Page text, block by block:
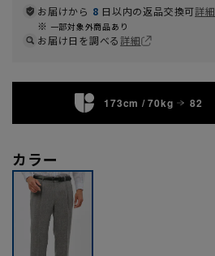
お届けから 8 日以内の返品交換可詳細
一部対象外商品あり
お届け日を調べる詳細
173cm / 70kg 82
カラー